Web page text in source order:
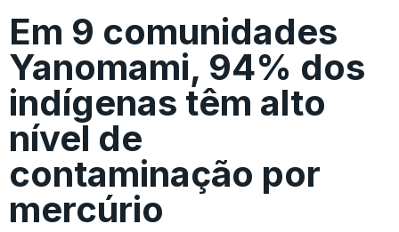
Em 9 comunidades
Yanomami, 94% dos
indígenas têm alto
nível de
contaminação por
mercúrio